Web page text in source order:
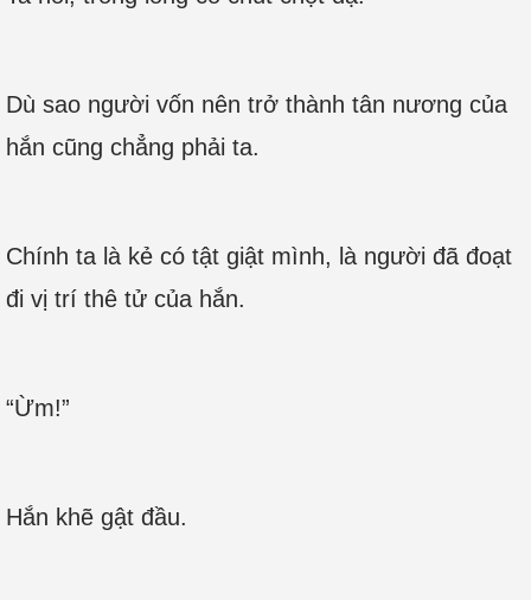
Dù sao người vốn nên trở thành tân nương của
hắn cũng chẳng phải ta.
Chính ta là kẻ có tật giật mình, là người đã đoạt
đi vị trí thê tử của hắn.
“Ừm!”
Hắn khẽ gật đầu.